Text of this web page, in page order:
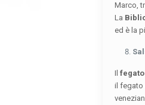
Marco,
La
ed è la
Il
il fegato